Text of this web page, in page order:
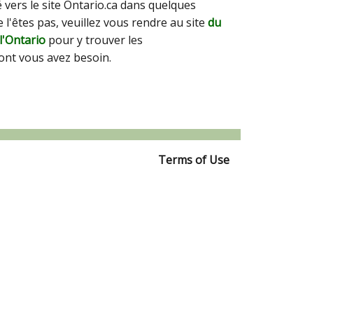
le site Ontario.ca dans quelques
l'êtes pas, veuillez vous rendre au site du
pour y trouver les
vous avez besoin.
Terms of Use